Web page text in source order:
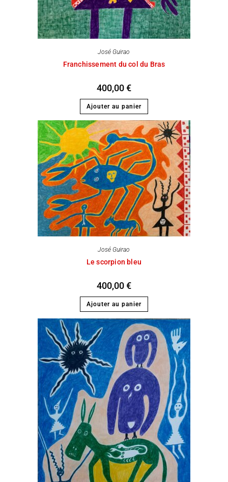
José Guirao
Franchissement du col du Bras
400,00€
Ajouter au panier
José Guirao
Le scorpion bleu
400,00€
Ajouter au panier